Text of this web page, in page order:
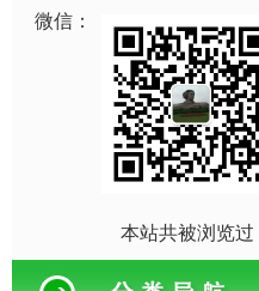
微信：
本站共被浏览